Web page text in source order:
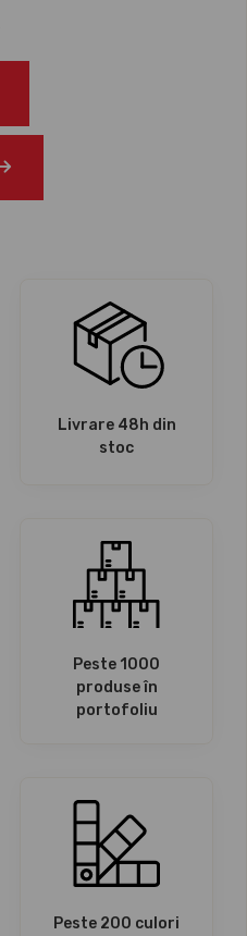
Livrare 48h din
stoc
Peste 1000
produse în
portofoliu
Peste 200 culori